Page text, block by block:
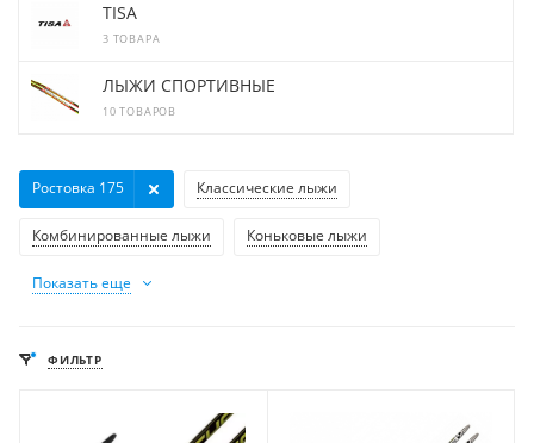
TISA
3 ТОВАРА
ЛЫЖИ СПОРТИВНЫЕ
10 ТОВАРОВ
Классические лыжи
Комбинированные лыжи Коньковые лыжи
Ростовка 175
Показать еще
ФИЛЬТР